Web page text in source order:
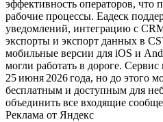
эффективность операторов, что
рабочие процессы. Еадеск
уведомлений, интеграцию с
экспорты и экспорт данных в
мобильные версии для iOS и
могли работать в дороге. Сервис
25 июня 2026 года, но до этого
бесплатным и доступным для
объединить все входящие
Реклама от Яндекс